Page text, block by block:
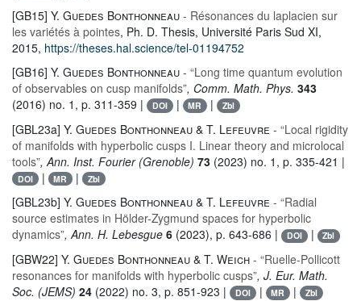
[GB15] Y. Guedes Bonthonneau - Résonances du laplacien sur
les variétés à pointes, Ph. D. Thesis, Université Paris Sud XI,
2015, https://theses.hal.science/tel-01194752
[GB16] Y. Guedes Bonthonneau - “Long time quantum evolution
of observables on cusp manifolds”, Comm. Math. Phys. 343
(2016) no. 1, p. 311-359 |
DOI | MR | Zbl
[GBL23a] Y. Guedes Bonthonneau & T. Lefeuvre - “Local rigidity
of manifolds with hyperbolic cusps I. Linear theory and microlocal
tools”, Ann. Inst. Fourier (Grenoble) 73 (2023) no. 1, p. 335-421 |
DOI | MR | Zbl
[GBL23b] Y. Guedes Bonthonneau & T. Lefeuvre - “Radial
source estimates in Hölder-Zygmund spaces for hyperbolic
dynamics”, Ann. H. Lebesgue 6 (2023), p. 643-686 | DOI | Zbl
[GBW22] Y. Guedes Bonthonneau & T. Weich - “Ruelle-Pollicott
resonances for manifolds with hyperbolic cusps”, J. Eur. Math.
Soc. (JEMS) 24 (2022) no. 3, p. 851-923 | DOI | MR | Zbl